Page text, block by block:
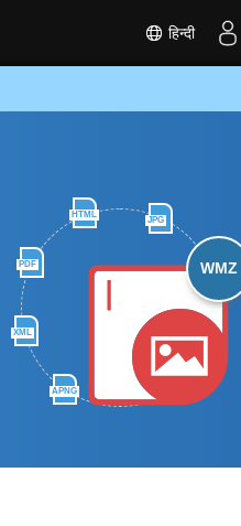
हिन्दी
HTML
JPG
PDF
XML
APNG
WMZ